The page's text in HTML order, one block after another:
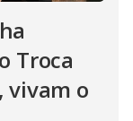
Troca
vivam o